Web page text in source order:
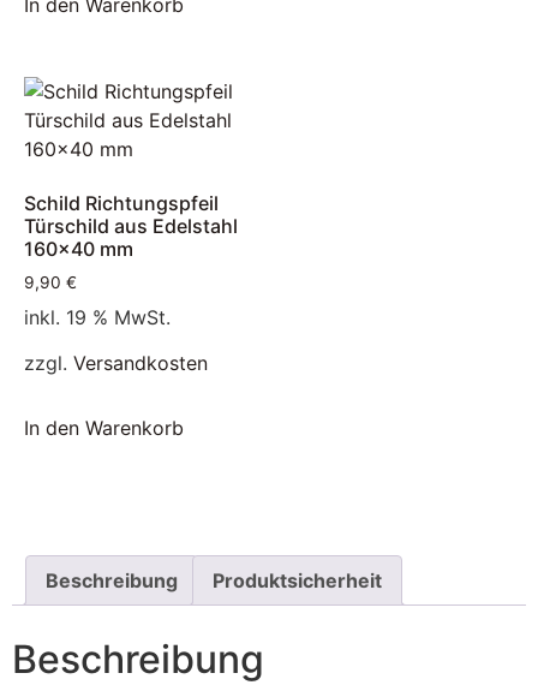
Schild Richtungspfeil
Türschild aus Edelstahl
160×40 mm
9,90 €
inkl. 19 % MwSt.
zzgl. Versandkosten
In den Warenkorb
Beschreibung Produktsicherheit
Beschreibung